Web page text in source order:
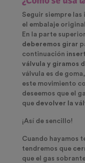
Seguir siempre
el embalaje
En la parte
deberemos girar
continuación
válvula y giramos
válvula es de
este movimiento
deseemos que el
que devolver la
¡Así de sencillo!
Cuando hayamos
tendremos que
que el gas